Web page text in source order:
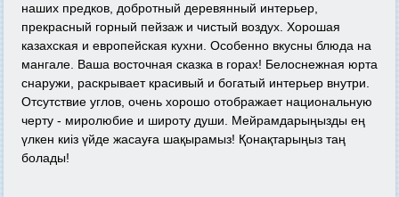
наших предков, добротный деревянный интерьер,
прекрасный горный пейзаж и чистый воздух. Хорошая
казахская и европейская кухни. Особенно вкусны блюда на
мангале. Ваша восточная сказка в горах! Белоснежная юрта
снаружи, раскрывает красивый и богатый интерьер внутри.
Отсутствие углов, очень хорошо отображает национальную
черту - миролюбие и широту души. Мейрамдарыңызды ең
үлкен киіз үйде жасауға шақырамыз! Қонақтарыңыз таң
болады!